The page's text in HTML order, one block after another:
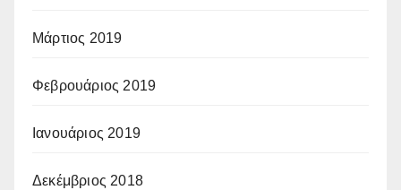
Μάρτιος 2019
Φεβρουάριος 2019
Ιανουάριος 2019
Δεκέμβριος 2018